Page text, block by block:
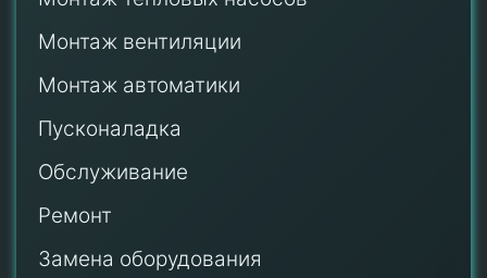
Монтаж вентиляции
Монтаж автоматики
Пусконаладка
Обслуживание
Ремонт
Замена оборудования